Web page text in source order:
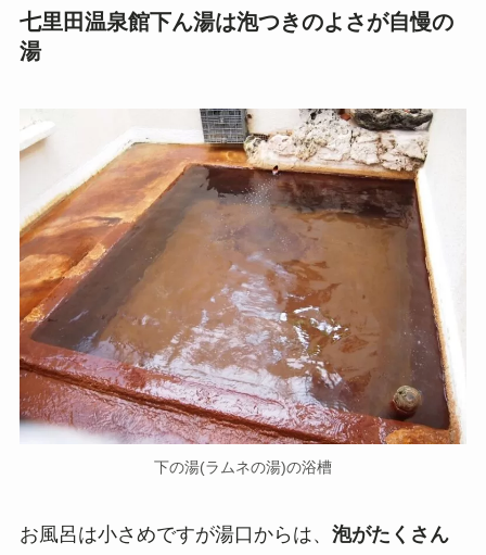
七里田温泉館下ん湯は泡つきのよさが自慢の
湯
下の湯(ラムネの湯)の浴槽
お風呂は小さめですが湯口からは、 泡がたくさん